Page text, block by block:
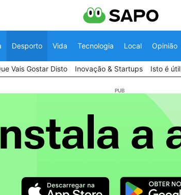
Desporto Vida Tecnologia Local Opinião
Vais Gostar Disto Inovação & Startups Isto é útil